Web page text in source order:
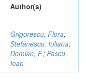
Author(s)
Grigorescu, Flora;
Ștefănescu, Iuliana;
Demian, F.; Pascu,
Ioan